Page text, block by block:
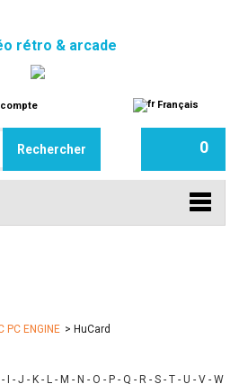
rétro & arcade
Français
0
PC ENGINE > HuCard
- - J - K - L - M - N - O - P - Q - R - S - T - U - V - W